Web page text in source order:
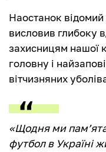
Наостанок
висловив глибоку
захисницям нашої
головну і
вітчизняних
«Щодня ми
футбол в Україні